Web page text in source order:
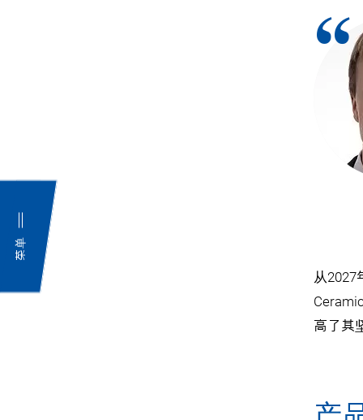
菜单
从2027
高了其